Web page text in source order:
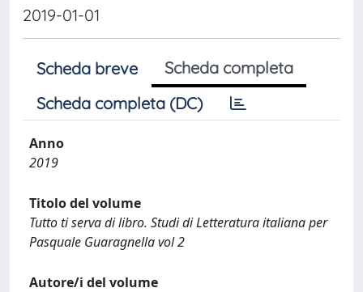
2019-01-01
Scheda breve
Scheda completa
Scheda completa (DC)
Anno
2019
Titolo del volume
Tutto ti serva di libro. Studi di Letteratura italiana per
Pasquale Guaragnella vol 2
Autore/i del volume